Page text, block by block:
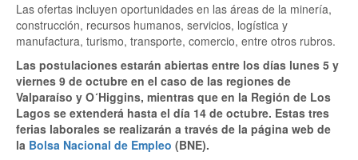
Las ofertas incluyen oportunidades en las áreas de la minería,
construcción, recursos humanos, servicios, logística y
manufactura, turismo, transporte, comercio, entre otros rubros.
Las postulaciones estarán abiertas entre los días lunes 5 y
viernes 9 de octubre en el caso de las regiones de
Valparaíso y O´Higgins, mientras que en la Región de Los
Lagos se extenderá hasta el día 14 de octubre. Estas tres
ferias laborales se realizarán a través de la página web de
la Bolsa Nacional de Empleo (BNE).